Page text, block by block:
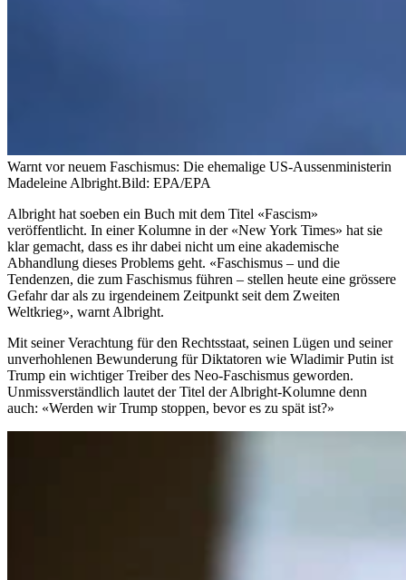
Warnt vor neuem Faschismus: Die ehemalige US-Aussenministerin
Madeleine Albright.Bild: EPA/EPA
Albright hat soeben ein Buch mit dem Titel «Fascism»
veröffentlicht. In einer Kolumne in der «New York Times» hat sie
klar gemacht, dass es ihr dabei nicht um eine akademische
Abhandlung dieses Problems geht. «Faschismus – und die
Tendenzen, die zum Faschismus führen – stellen heute eine grössere
Gefahr dar als zu irgendeinem Zeitpunkt seit dem Zweiten
Weltkrieg», warnt Albright.
Mit seiner Verachtung für den Rechtsstaat, seinen Lügen und seiner
unverhohlenen Bewunderung für Diktatoren wie Wladimir Putin ist
Trump ein wichtiger Treiber des Neo-Faschismus geworden.
Unmissverständlich lautet der Titel der Albright-Kolumne denn
auch: «Werden wir Trump stoppen, bevor es zu spät ist?»